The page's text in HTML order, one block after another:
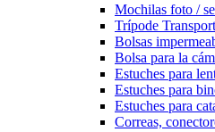
Mochilas foto /
Trípode
Bolsas
Bolsa para la
Estuches para
Estuches para
Estuches para
Correas,